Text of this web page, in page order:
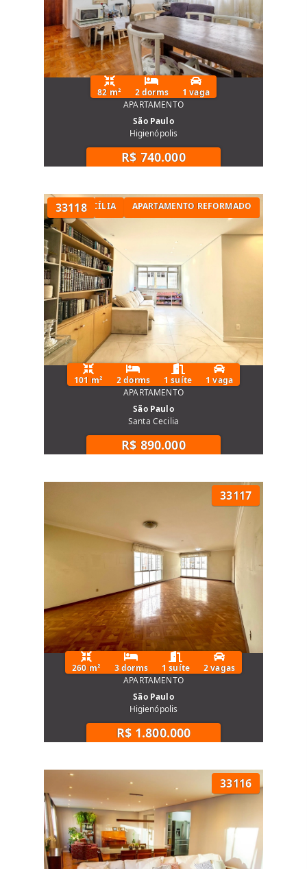
82 m² 2 dorms
1 vaga
APARTAMENTO
São Paulo
Higienópolis
R$ 740.000
33118
NA SANTA CECÍLIA APARTAMENTO REFORMADO
101 m² 2 dorms 1 suíte
1 vaga
APARTAMENTO
São Paulo
Santa Cecilia
R$ 890.000
33117
260 m² 3 dorms 1 suíte
2 vagas
APARTAMENTO
São Paulo
Higienópolis
R$ 1.800.000
33116